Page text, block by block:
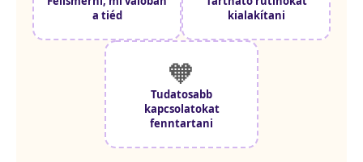
a tiéd
kialakítani
🧡
Tudatosabb
kapcsolatokat
fenntartani